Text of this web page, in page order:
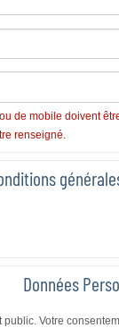
de mobile doivent
renseigné.
Données
Votre